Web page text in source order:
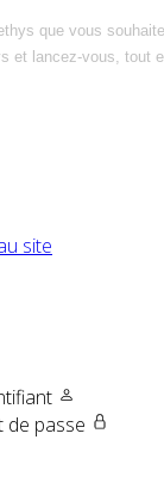
que vous
et lancez-vous, tout
site
de passe